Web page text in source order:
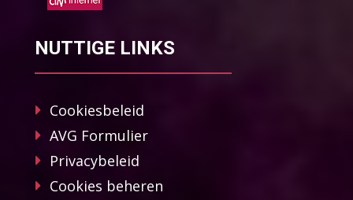
NUTTIGE LINKS
Cookiesbeleid
AVG Formulier
Privacybeleid
Cookies beheren